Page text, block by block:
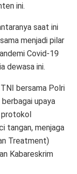
ini.
saat ini
menjadi pilar
Covid-19
dewasa ini.
bersama Polri
upaya
protokol
tangan, menjaga
Treatment)
Kabareskrim